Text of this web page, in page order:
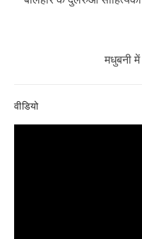
Next
मधुबनी में
वीडियो